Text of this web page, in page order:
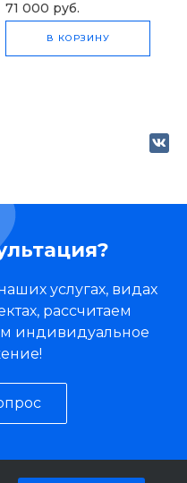
71 000 руб.
В КОРЗИНУ
услугах, видах
рассчитаем
индивидуальное